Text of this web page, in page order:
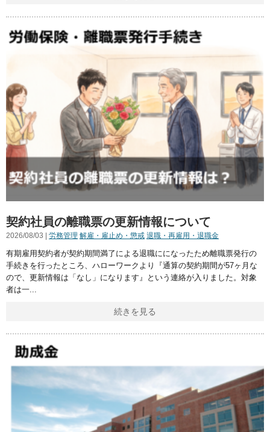
契約社員の離職票の更新情報について
2026/08/03 | 労務管理 解雇・雇止め・懲戒 退職・再雇用・退職金
有期雇用契約者が契約期間満了による退職にになったため離職票発行の
手続きを行ったところ、ハローワークより『通算の契約期間が57ヶ月な
ので、更新情報は「なし」になります』という連絡が入りました。対象
者は一
続きを見る